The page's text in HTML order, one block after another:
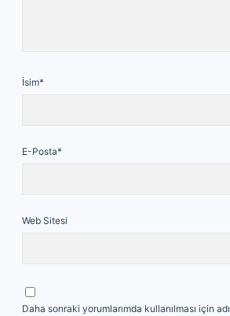
İsim*
E-Posta*
Web Sitesi
Daha sonraki yorumlarımda kullanılması için